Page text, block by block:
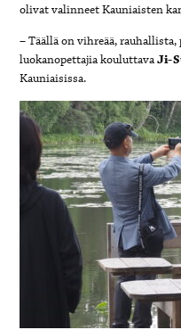
olivat valinneet Kauniaisten
– Täällä on vihreää,
luokanopettajia kouluttavaJi-
Kauniaisissa.